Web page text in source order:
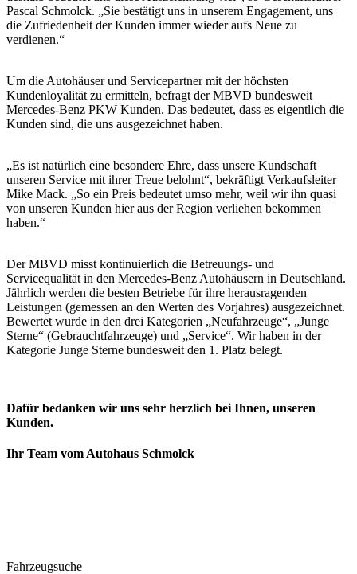
Pascal Schmolck. „Sie bestätigt uns in unserem Engagement, uns
die Zufriedenheit der Kunden immer wieder aufs Neue zu
verdienen.“
Um die Autohäuser und Servicepartner mit der höchsten
Kundenloyalität zu ermitteln, befragt der MBVD bundesweit
Mercedes-Benz PKW Kunden. Das bedeutet, dass es eigentlich die
Kunden sind, die uns ausgezeichnet haben.
„Es ist natürlich eine besondere Ehre, dass unsere Kundschaft
unseren Service mit ihrer Treue belohnt“, bekräftigt Verkaufsleiter
Mike Mack. „So ein Preis bedeutet umso mehr, weil wir ihn quasi
von unseren Kunden hier aus der Region verliehen bekommen
haben.“
Der MBVD misst kontinuierlich die Betreuungs- und
Servicequalität in den Mercedes-Benz Autohäusern in Deutschland.
Jährlich werden die besten Betriebe für ihre herausragenden
Leistungen (gemessen an den Werten des Vorjahres) ausgezeichnet.
Bewertet wurde in den drei Kategorien „Neufahrzeuge“, „Junge
Sterne“ (Gebrauchtfahrzeuge) und „Service“. Wir haben in der
Kategorie Junge Sterne bundesweit den 1. Platz belegt.
Dafür bedanken wir uns sehr herzlich bei Ihnen, unseren
Kunden.
Ihr Team vom Autohaus Schmolck
Fahrzeugsuche